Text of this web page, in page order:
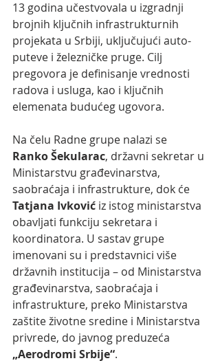
13 godina učestvovala u izgradnji
brojnih ključnih infrastrukturnih
projekata u Srbiji, uključujući auto-
puteve i železničke pruge. Cilj
pregovora je definisanje vrednosti
radova i usluga, kao i ključnih
elemenata budućeg ugovora.
Na čelu Radne grupe nalazi se
Ranko Šekularac, državni sekretar u
Ministarstvu građevinarstva,
saobraćaja i infrastrukture, dok će
Tatjana Ivković iz istog ministarstva
obavljati funkciju sekretara i
koordinatora. U sastav grupe
imenovani su i predstavnici više
državnih institucija – od Ministarstva
građevinarstva, saobraćaja i
infrastrukture, preko Ministarstva
zaštite životne sredine i Ministarstva
privrede, do javnog preduzeća
„Aerodromi Srbije“.